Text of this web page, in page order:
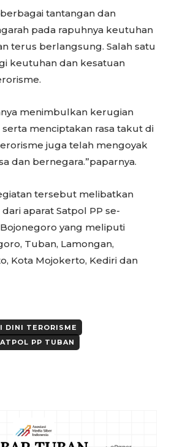
tantangan dan
pada rapuhnya keutuhan
terus berlangsung. Salah satu
keutuhan dan kesatuan
menimbulkan kerugian
menciptakan rasa takut di
juga telah mengoyak
dan bernegara.”paparnya.
tersebut melibatkan
aparat Satpol PP se-
yang meliputi
Tuban, Lamongan,
Kota Mojokerto, Kediri dan
DINI TERORISME
PP TUBAN